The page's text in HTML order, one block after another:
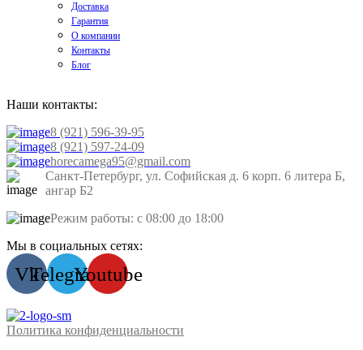
Доставка
Гарантия
О компании
Контакты
Блог
Наши контакты:
8 (921) 596-39-95
8 (921) 597-24-09
horecamega95@gmail.com
Санкт-Петербург, ул. Софийская д. 6 корп. 6 литера Б,
ангар Б2
Режим работы: с 08:00 до 18:00
Мы в социальных сетях:
VkTelegramYoutube
Политика конфиденциальности